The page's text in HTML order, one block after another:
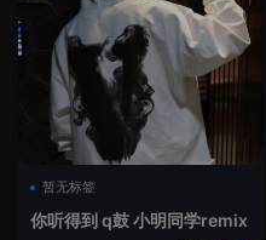
暂无标签
你听得到 q鼓 小明同学remix